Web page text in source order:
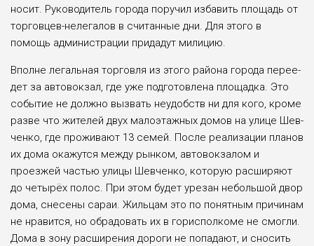
носит. Руководитель города поручил избавить площадь от
торговцев-нелегалов в считан­ные дни. Для этого в
помощь администрации придадут ми­лицию.
Вполне легальная торговля из этого района города перее­
дет за автовокзал, где уже под­готовлена площадка. Это
со­бытие не должно вызвать неу­добств ни для кого, кроме
раз­ве что жителей двух малоэ­тажных домов на улице Шев­
ченко, где проживают 13 се­мей. После реализации планов
их дома окажутся между рын­ком, автовокзалом и
проезжей частью улицы Шевченко, ко­торую расширяют
до четырёх полос. При этом будет урезан небольшой двор
дома, снесе­ны сараи. Жильцам это по по­нятным причинам
не нравится, но обрадовать их в горисполко­ме не смогли.
Дома в зону рас­ширения дороги не попадают, и сносить